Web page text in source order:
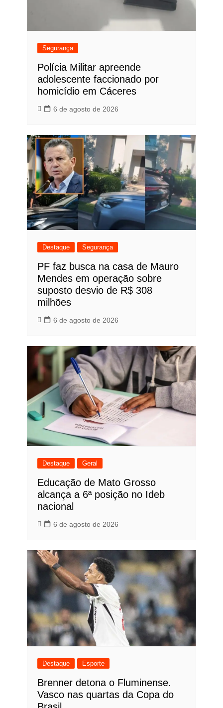
Segurança
Polícia Militar apreende
adolescente faccionado por
homicídio em Cáceres
6 de agosto de 2026
Destaque Segurança
PF faz busca na casa de Mauro
Mendes em operação sobre
suposto desvio de R$ 308
milhões
6 de agosto de 2026
Destaque Geral
Educação de Mato Grosso
alcança a 6ª posição no Ideb
nacional
6 de agosto de 2026
Destaque Esporte
Brenner detona o Fluminense.
Vasco nas quartas da Copa do